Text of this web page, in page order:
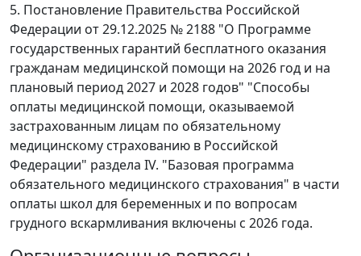
5. Постановление Правительства Российской
Федерации от 29.12.2025 № 2188 "О Программе
государственных гарантий бесплатного оказания
гражданам медицинской помощи на 2026 год и на
плановый период 2027 и 2028 годов" "Способы
оплаты медицинской помощи, оказываемой
застрахованным лицам по обязательному
медицинскому страхованию в Российской
Федерации" раздела IV. "Базовая программа
обязательного медицинского страхования" в части
оплаты школ для беременных и по вопросам
грудного вскармливания включены с 2026 года.